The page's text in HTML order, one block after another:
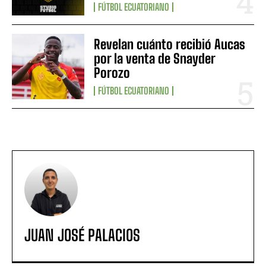
FÚTBOL ECUATORIANO
Revelan cuánto recibió Aucas
por la venta de Snayder
Porozo
FÚTBOL ECUATORIANO
JUAN JOSÉ PALACIOS